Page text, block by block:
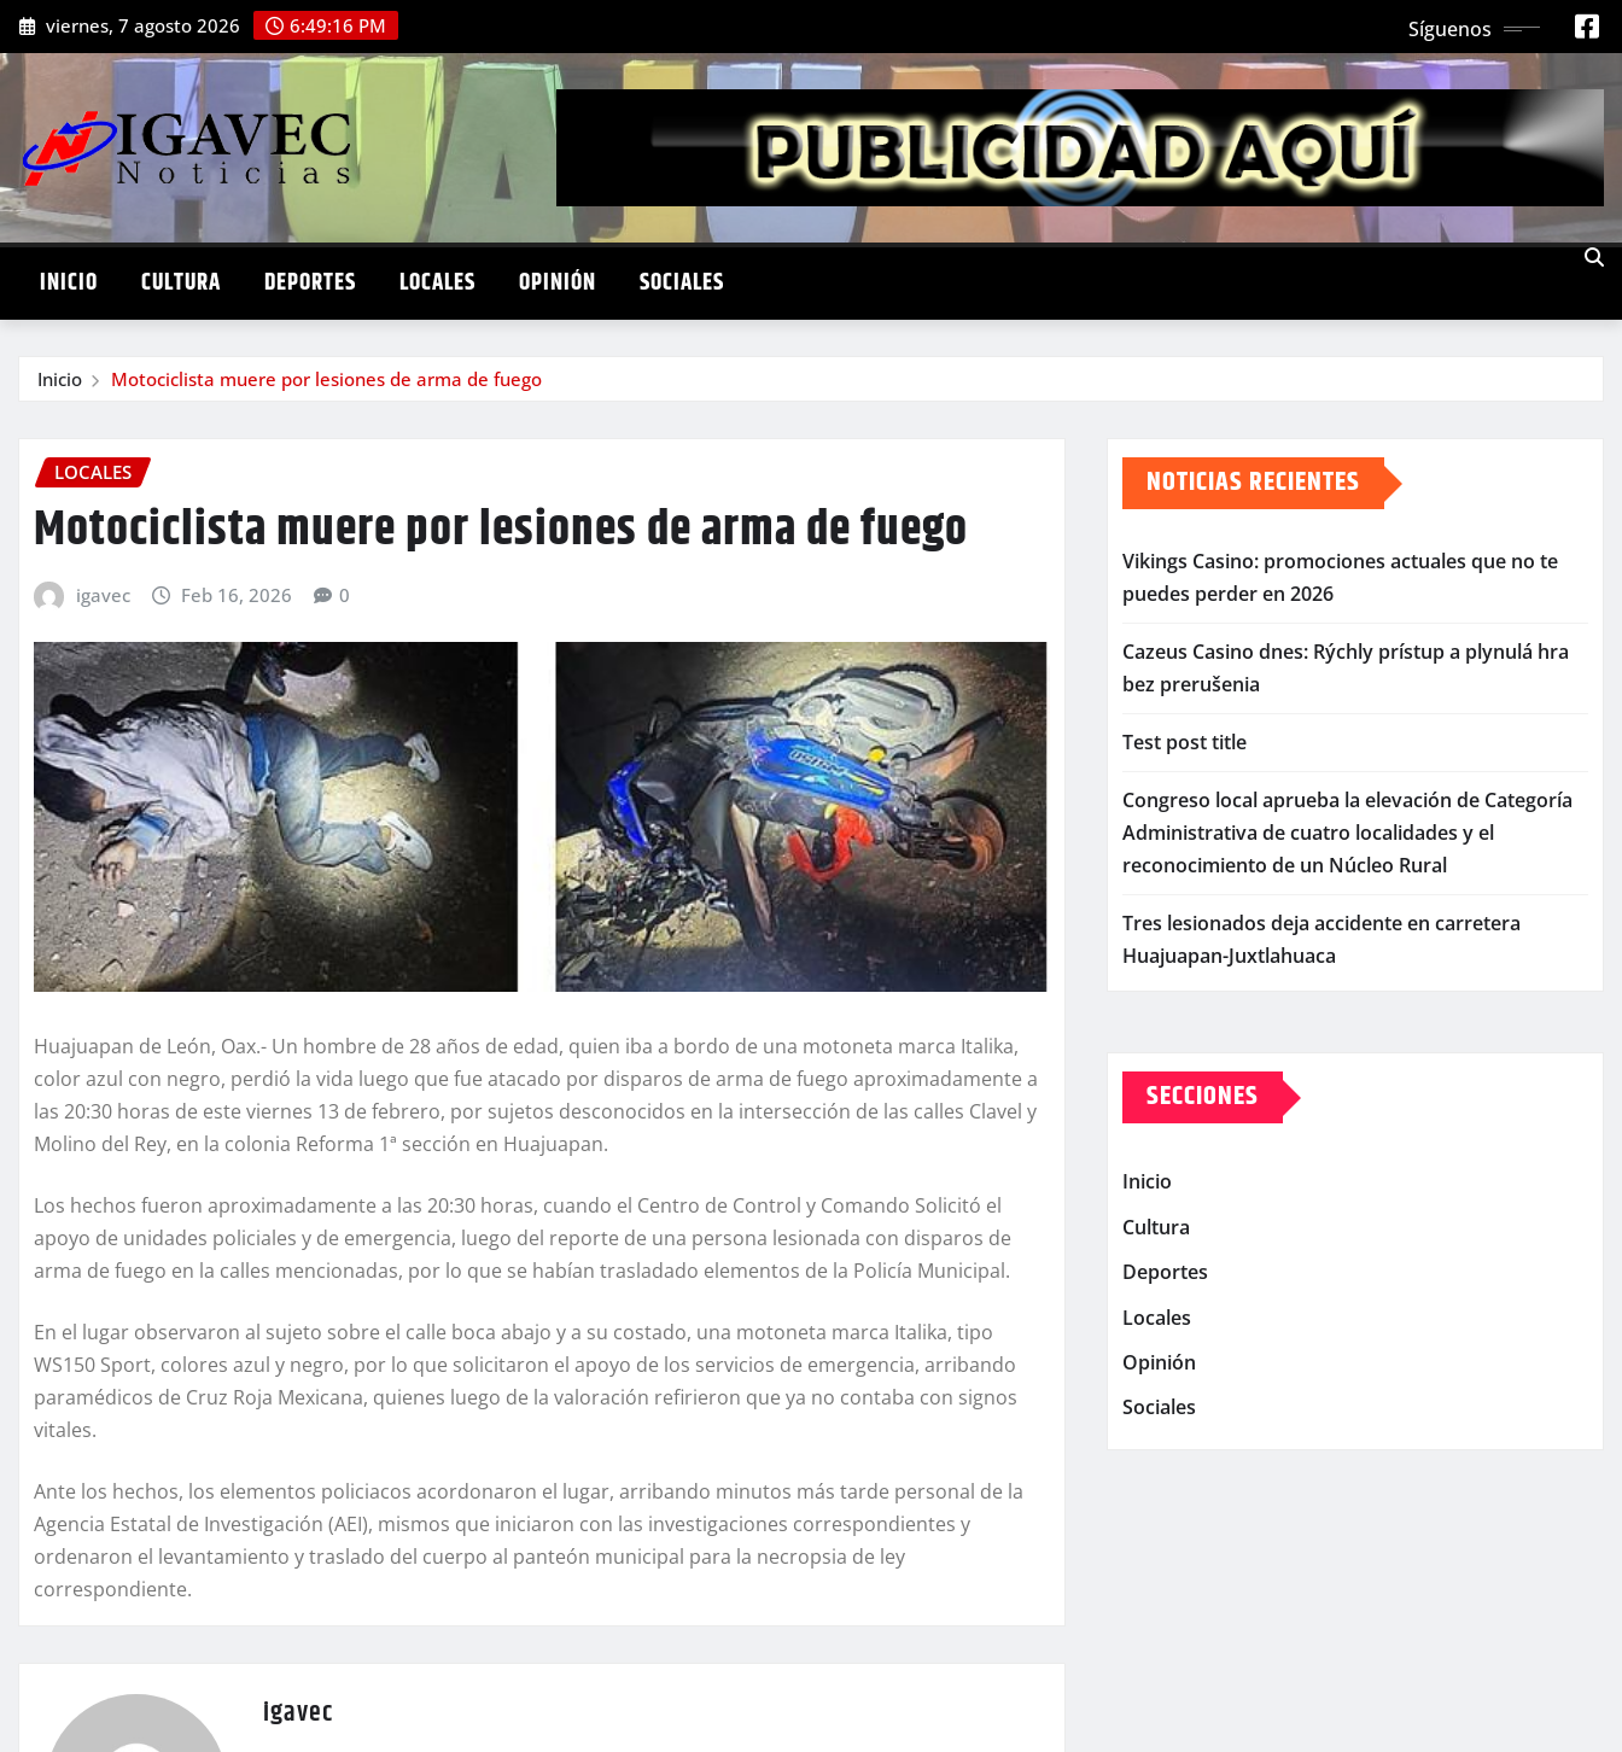
Saltar
al
contenido
viernes, 7 agosto 2026 6:49:17 PM Síguenos
INICIO CULTURA DEPORTES LOCALES OPINIÓN SOCIALES
Inicio Motociclista muere por lesiones de arma de fuego
LOCALES
Motociclista muere por lesiones de arma de fuego
igavec Feb 16, 2026 0
Huajuapan de León, Oax.- Un hombre de 28 años de edad, quien iba a bordo de una motoneta marca Italika,
color azul con negro, perdió la vida luego que fue atacado por disparos de arma de fuego aproximadamente a
las 20:30 horas de este viernes 13 de febrero, por sujetos desconocidos en la intersección de las calles Clavel y
Molino del Rey, en la colonia Reforma 1ª sección en Huajuapan.
Los hechos fueron aproximadamente a las 20:30 horas, cuando el Centro de Control y Comando Solicitó el
apoyo de unidades policiales y de emergencia, luego del reporte de una persona lesionada con disparos de
arma de fuego en la calles mencionadas, por lo que se habían trasladado elementos de la Policía Municipal.
En el lugar observaron al sujeto sobre el calle boca abajo y a su costado, una motoneta marca Italika, tipo
WS150 Sport, colores azul y negro, por lo que solicitaron el apoyo de los servicios de emergencia, arribando
paramédicos de Cruz Roja Mexicana, quienes luego de la valoración refirieron que ya no contaba con signos
vitales.
Ante los hechos, los elementos policiacos acordonaron el lugar, arribando minutos más tarde personal de la
Agencia Estatal de Investigación (AEI), mismos que iniciaron con las investigaciones correspondientes y
ordenaron el levantamiento y traslado del cuerpo al panteón municipal para la necropsia de ley
correspondiente.
igavec
NOTICIAS RECIENTES
Vikings Casino: promociones actuales que no te
puedes perder en 2026
Cazeus Casino dnes: Rýchly prístup a plynulá hra
bez prerušenia
Test post title
Congreso local aprueba la elevación de Categoría
Administrativa de cuatro localidades y el
reconocimiento de un Núcleo Rural
Tres lesionados deja accidente en carretera
Huajuapan-Juxtlahuaca
SECCIONES
Inicio
Cultura
Deportes
Locales
Opinión
Sociales